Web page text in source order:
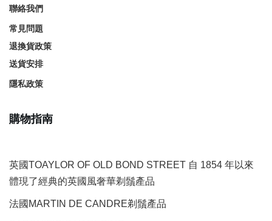
聯絡我們
常見問題
退換貨政策
送貨安排
隱私政策
購物指南
英國TOAYLOR OF OLD BOND STREET 自 1854 年以來
體現了經典的英國風奢華剃鬚產品
法國MARTIN DE CANDRE剃鬚產品